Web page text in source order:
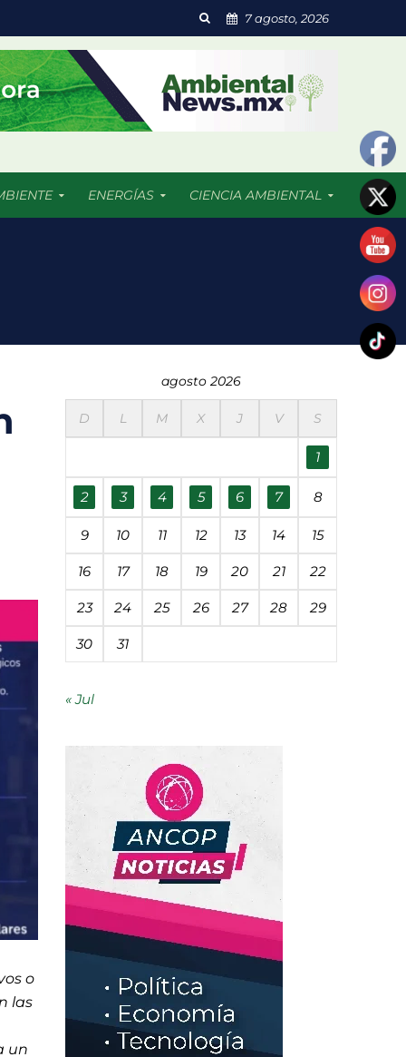
7 agosto, 2026
ENERGÍAS CIENCIA AMBIENTAL
vida
o
las
un
agosto 2026
D L M X J V S
1
2 3 4 5 6 7 8
9 10 11 12 13 14 15
16 17 18 19 20 21 22
23 24 25 26 27 28 29
30 31
« Jul